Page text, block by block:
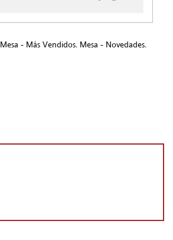
Mesa - Más Vendidos, Mesa - Novedades,